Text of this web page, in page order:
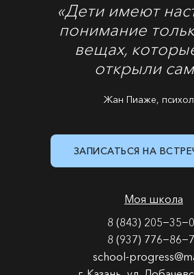
Моя школа
8 (843)
8 (937)
school-
Жан Пиаже,
«Дети имеют
понимание
вещах,
открыли
ЗАПИСАТЬСЯ НА